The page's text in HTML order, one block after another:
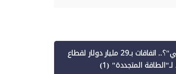
أين ذهبت قروض "عهد السيسي"؟.. اتفاقات بـ29 مليار دولار لقطاع